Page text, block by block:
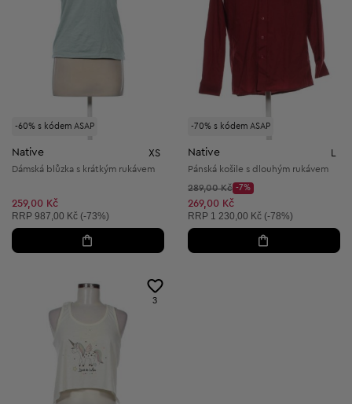
-60% s kódem ASAP
Native XS
Dámská blůzka s krátkým rukávem
259,00 Kč
Doporučená cena:
RRP 987,00 Kč (-73%)
-70% s kódem ASAP
Native
Pánská košile s dlouhým rukávem
Původní cena:
289,00 Kč
Discount Price:
-7%
Snížená cena:
269,00 Kč
Doporučená cena:
RRP 1 230,00 Kč (-78%)
3